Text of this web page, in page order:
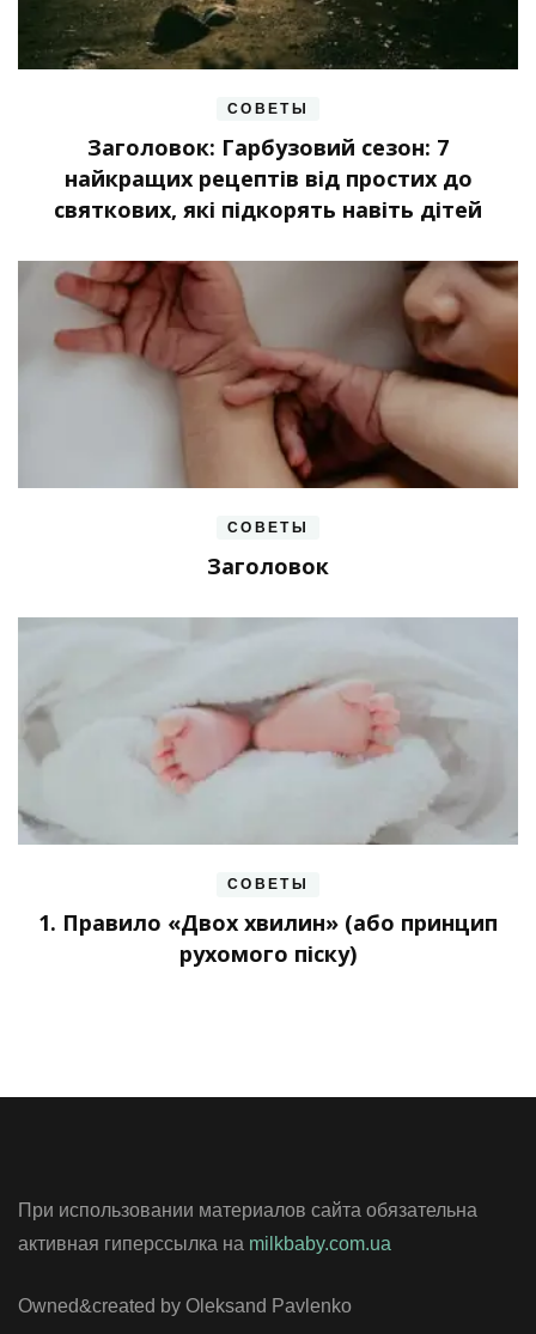
СОВЕТЫ
Заголовок: Гарбузовий сезон: 7
найкращих рецептів від простих до
святкових, які підкорять навіть дітей
СОВЕТЫ
Заголовок
СОВЕТЫ
1. Правило «Двох хвилин» (або принцип
рухомого піску)
При использовании материалов сайта обязательна
активная гиперссылка на milkbaby.com.ua
Owned&created by Oleksand Pavlenko